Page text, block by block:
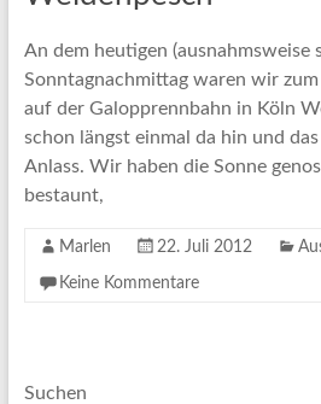
An dem heutigen (ausnahmsweise
Sonntagnachmittag waren wir zum
auf der Galopprennbahn in Köln
schon längst einmal da hin und
Anlass. Wir haben die Sonne
bestaunt,
Marlen 22. Juli 2012
Keine Kommentare
Suchen